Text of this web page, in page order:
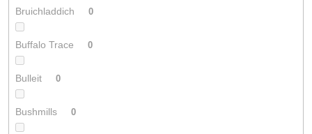
Bruichladdich 0
Buffalo Trace 0
Bulleit 0
Bushmills 0